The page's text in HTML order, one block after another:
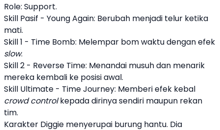
Role: Support.
Skill Pasif - Young Again: Berubah menjadi telur ketika
mati.
Skill 1 - Time Bomb: Melempar bom waktu dengan efek
slow.
Skill 2 - Reverse Time: Menandai musuh dan menarik
mereka kembali ke posisi awal.
Skill Ultimate - Time Journey: Memberi efek kebal
crowd controlkepada dirinya sendiri maupun rekan
tim.
Karakter Diggie menyerupai burung hantu. Dia